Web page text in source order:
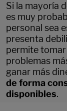
Si la mayoría
es muy
personal sea
presenta
permite
problemas
ganar más
de forma
disponibles.